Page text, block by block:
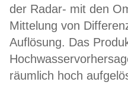
der Radar- mit den
Mittelung von
Auflösung. Das
räumlich hoch